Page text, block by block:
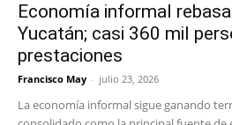
Economía informal
Yucatán; casi 360 mil
prestaciones
Francisco May - julio 23, 2026
La economía informal sigue ganando